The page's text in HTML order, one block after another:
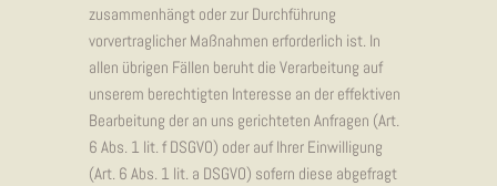
zusammenhängt oder zur Durchführung
vorvertraglicher Maßnahmen erforderlich ist. In
allen übrigen Fällen beruht die Verarbeitung auf
unserem berechtigten Interesse an der effektiven
Bearbeitung der an uns gerichteten Anfragen (Art.
6 Abs. 1 lit. f DSGVO) oder auf Ihrer Einwilligung
(Art. 6 Abs. 1 lit. a DSGVO) sofern diese abgefragt